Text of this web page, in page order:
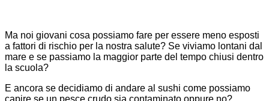
Ma noi giovani cosa possiamo fare per essere meno esposti
a fattori di rischio per la nostra salute? Se viviamo lontani dal
mare e se passiamo la maggior parte del tempo chiusi dentro
la scuola?
E ancora se decidiamo di andare al sushi come possiamo
capire se un pesce crudo sia contaminato oppure no?